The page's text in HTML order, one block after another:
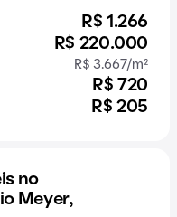
R$ 1.266
R$ 220.000
R$ 3.667/m²
R$ 720
R$ 205
no
Meyer,